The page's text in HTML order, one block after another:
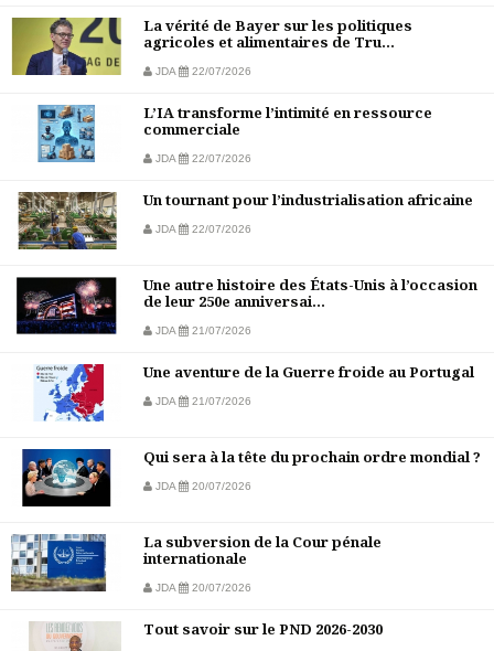
La vérité de Bayer sur les politiques
agricoles et alimentaires de Tru...
JDA 22/07/2026
L’IA transforme l’intimité en ressource
commerciale
JDA 22/07/2026
Un tournant pour l’industrialisation africaine
JDA 22/07/2026
Une autre histoire des États-Unis à l’occasion
de leur 250e anniversai...
JDA 21/07/2026
Une aventure de la Guerre froide au Portugal
JDA 21/07/2026
Qui sera à la tête du prochain ordre mondial ?
JDA 20/07/2026
La subversion de la Cour pénale
internationale
JDA 20/07/2026
Tout savoir sur le PND 2026-2030